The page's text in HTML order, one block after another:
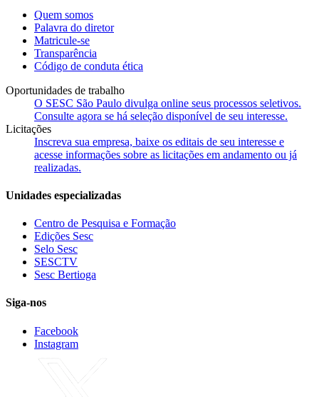
Quem somos
Palavra do diretor
Matricule-se
Transparência
Código de conduta ética
Oportunidades de trabalho
O SESC São Paulo divulga online seus processos seletivos.
Consulte agora se há seleção disponível de seu interesse.
Licitações
Inscreva sua empresa, baixe os editais de seu interesse e
acesse informações sobre as licitações em andamento ou já
realizadas.
Unidades especializadas
Centro de Pesquisa e Formação
Edições Sesc
Selo Sesc
SESCTV
Sesc Bertioga
Siga-nos
Facebook
Instagram